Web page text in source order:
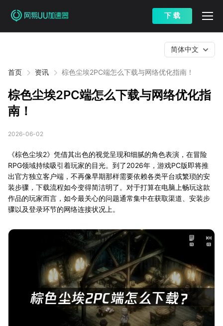
下 载
首页 资讯 棕色尘埃2PC端怎么下载与网络优化指南！
简体中文
棕色尘埃2PC端怎么下载与网络优化指
南！
2026-06-02
《棕色尘埃2》凭借其出色的视觉呈现和细腻的角色表演，在冒险
RPG领域持续吸引着玩家的目光。到了2026年，游戏PC版即将推
出官方独立客户端，不再像早期那样需要依赖各类平台或繁琐的安
装步骤，下载流程如今变得简洁明了。对于打算在电脑上畅玩这款
作品的玩家而言，如今最关心的问题通常集中在获取渠道、安装步
骤以及登录环节的网络连接状况上。